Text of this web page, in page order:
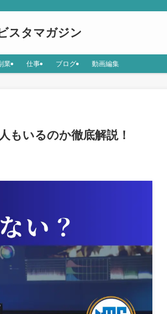
スタマガジン
業 仕事 ブログ 動画編集
もいるのか徹底解説！